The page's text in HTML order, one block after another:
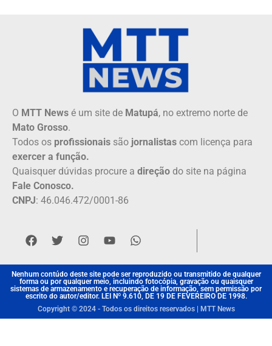
O MTT News é um site de Matupá, no extremo norte de
Mato Grosso.
Todos os profissionais são jornalistas com licença para
exercer a função.
Quaisquer dúvidas procure a direção do site na página
Fale Conosco.
CNPJ: 46.046.472/0001-86
Nenhum contúdo deste site pode ser reproduzido ou transmitido de qualquer
forma ou por qualquer meio, incluindo fotocópia, gravação ou quaisquer
sistemas de armazenamento e recuperação de informação, sem permissão por
escrito do autor/editor. LEI Nº 9.610, DE 19 DE FEVEREIRO DE 1998.
Copyright © 2024 - Todos os direitos reservados | MTT News